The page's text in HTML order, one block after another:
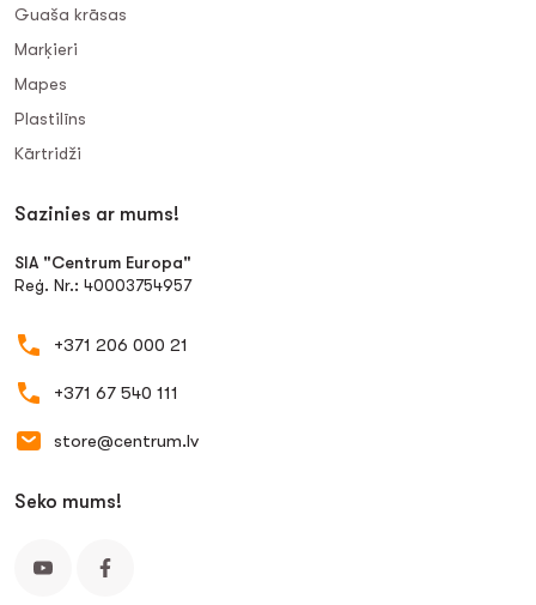
Guaša krāsas
Marķieri
Mapes
Plastilīns
Kārtridži
Sazinies ar mums!
SIA "Centrum Europa"
Reģ. Nr.: 40003754957
+371 206 000 21
+371 67 540 111
store@centrum.lv
Seko mums!